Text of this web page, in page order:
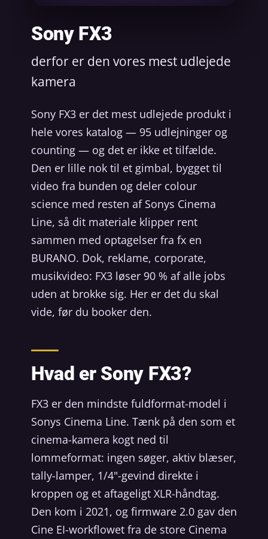
Sony FX3
derfor er den vores mest udlejede
kamera
Sony FX3 er det mest udlejede produkt i
hele vores katalog — 95 udlejninger og
counting — og det er ikke et tilfælde.
Den er lille nok til et gimbal, bygget til
video fra bunden og deler colour
science med resten af Sonys Cinema
Line, så dit materiale klipper rent
sammen med optagelser fra fx en
BURANO. Dok, reklame, corporate,
musikvideo: FX3 løser 90 % af alle jobs
uden at brokke sig. Her er det du skal
vide, før du booker den.
Hvad er Sony FX3?
FX3 er den mindste fuldformat-model i
Sonys Cinema Line. Tænk på den som et
cinema-kamera kogt ned til
lommeformat: ingen søger, aktiv blæser,
tally-lamper, 1/4"-gevind direkte i
kroppen og et aftageligt XLR-håndtag.
Den kom i 2021, og firmware 2.0 gav den
Cine EI-workflowet fra de store Cinema